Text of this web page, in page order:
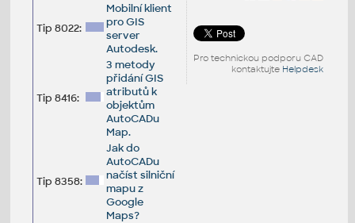
Pro technickou podporu CAD
kontaktujte Helpdesk
Tip 8022:
Mobilní klient
pro GIS
server
Autodesk.
Tip 8416:
3 metody
přidání GIS
atributů k
objektům
AutoCADu
Map.
Tip 8358:
Jak do
AutoCADu
načíst silniční
mapu z
Google
Maps?